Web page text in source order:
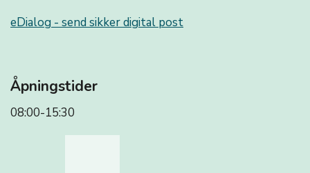
eDialog - send sikker digital post
Åpningstider
08:00-15:30